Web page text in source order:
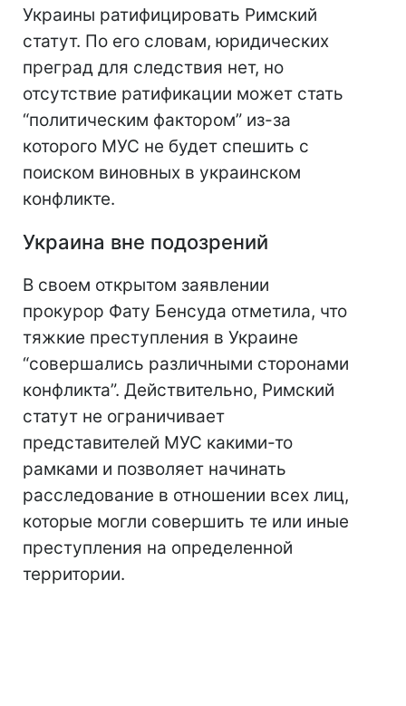
Украины ратифицировать Римский
статут. По его словам, юридических
преград для следствия нет, но
отсутствие ратификации может стать
“политическим фактором” из-за
которого МУС не будет спешить с
поиском виновных в украинском
конфликте.
Украина вне подозрений
В своем открытом заявлении
прокурор Фату Бенсуда отметила, что
тяжкие преступления в Украине
“совершались различными сторонами
конфликта”. Действительно, Римский
статут не ограничивает
представителей МУС какими-то
рамками и позволяет начинать
расследование в отношении всех лиц,
которые могли совершить те или иные
преступления на определенной
территории.